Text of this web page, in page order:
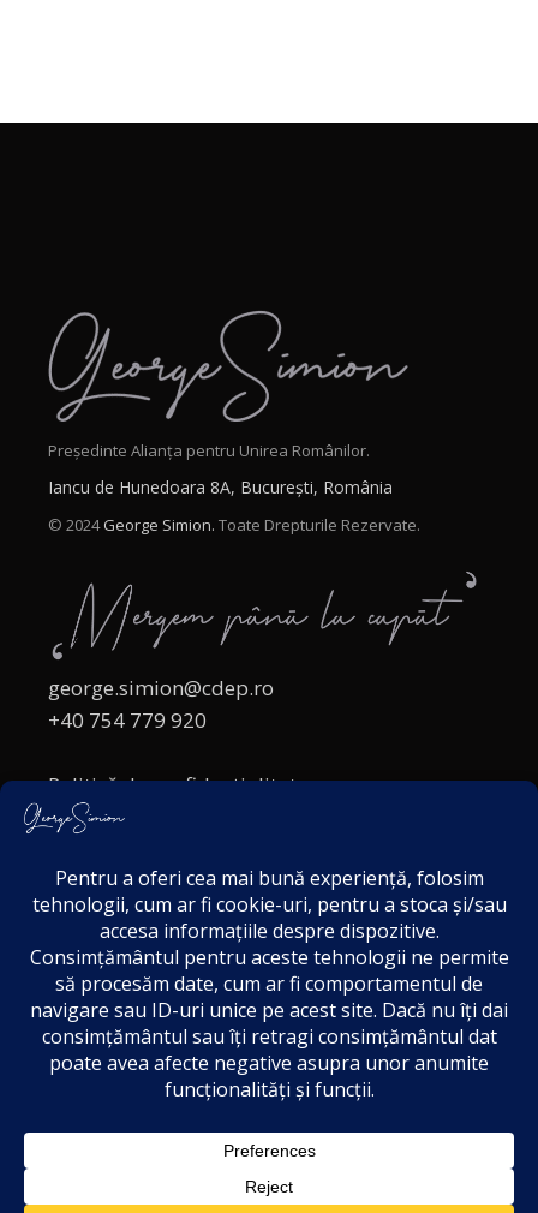
Președinte Alianța pentru Unirea Românilor.
Iancu de Hunedoara 8A, București, România
© 2024George Simion. Toate Drepturile Rezervate.
george.simion@cdep.ro
+40 754 779 920
Politică de confidențialitate
Politica cookies
Acordul de markting
Disclaimer
6